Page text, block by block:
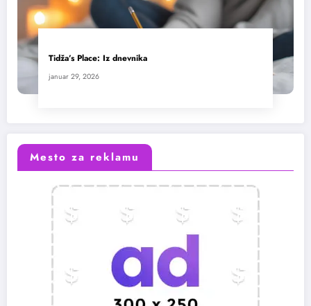
Tidža’s Place: Iz dnevnika
januar 29, 2026
Mesto za reklamu